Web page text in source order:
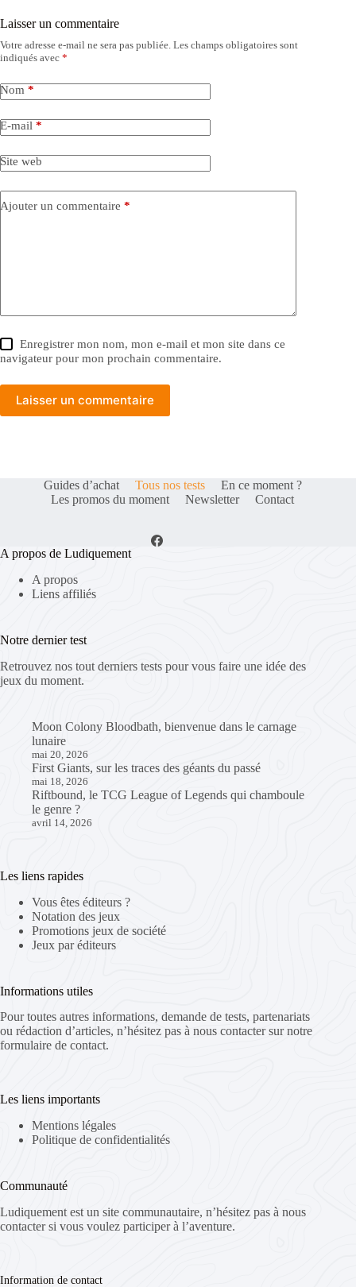
Laisser un commentaire
Votre adresse e-mail ne sera pas publiée. Les champs obligatoires sont
indiqués avec *
Nom *
E-mail *
Site web
Ajouter un commentaire *
Enregistrer mon nom, mon e-mail et mon site dans ce
navigateur pour mon prochain commentaire.
Laisser un commentaire
Guides d’achat Tous nos tests
En ce moment ?
Les promos du moment
Newsletter Contact
A propos de Ludiquement
A propos
Liens affiliés
Notre dernier test
Retrouvez nos tout derniers tests pour vous faire une idée des
jeux du moment.
Moon Colony Bloodbath, bienvenue dans le carnage
lunaire
mai 20, 2026
First Giants, sur les traces des géants du passé
mai 18, 2026
Riftbound, le TCG League of Legends qui chamboule
le genre ?
avril 14, 2026
Les liens rapides
Vous êtes éditeurs ?
Notation des jeux
Promotions jeux de société
Jeux par éditeurs
Informations utiles
Pour toutes autres informations, demande de tests, partenariats
ou rédaction d’articles, n’hésitez pas à nous contacter sur notre
formulaire de contact.
Les liens importants
Mentions légales
Politique de confidentialités
Communauté
Ludiquement est un site communautaire, n’hésitez pas à nous
contacter si vous voulez participer à l’aventure.
Information de contact